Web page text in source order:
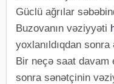
Güclü ağrılar
Buzovanın vəziyyəti
yoxlanıldıqdan
Bir neçə saat davam
sonra sənətçinin